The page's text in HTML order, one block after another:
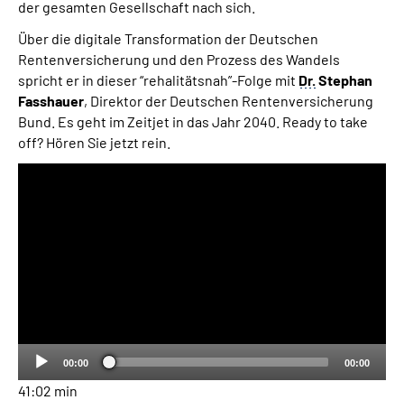
der gesamten Gesellschaft nach sich.
Über die digitale Transformation der Deutschen
Rentenversicherung und den Prozess des Wandels
spricht er in dieser “rehalitätsnah”-Folge mit Dr. Stephan
Fasshauer, Direktor der Deutschen Rentenversicherung
Bund. Es geht im Zeitjet in das Jahr 2040. Ready to take
off? Hören Sie jetzt rein.
00:00 00:00
41:02 min